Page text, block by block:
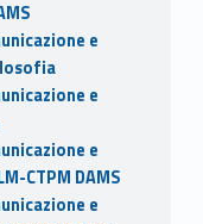
e
e
e
CTPM DAMS
e